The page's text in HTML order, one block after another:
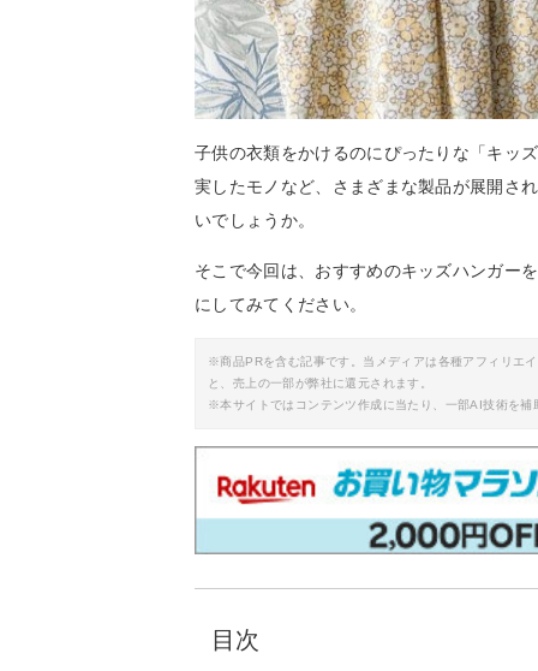
子供の衣類をかけるのにぴったりな「キッ
実したモノなど、さまざまな製品が展開さ
いでしょうか。
そこで今回は、おすすめのキッズハンガー
にしてみてください。
※商品PRを含む記事です。当メディアは各種アフィリエ
と、売上の一部が弊社に還元されます。
※本サイトではコンテンツ作成に当たり、一部AI技術を補
目次